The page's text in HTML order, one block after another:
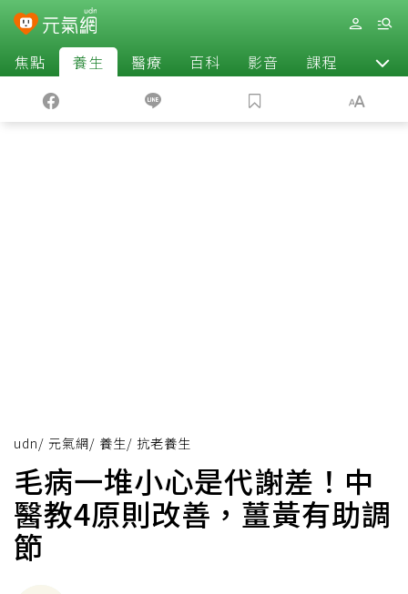
焦點 養生 醫療 百科 影音 課程 退休
udn/ 元氣網/ 養生/ 抗老養生
毛病一堆小心是代謝差！中
醫教4原則改善，薑黃有助調
節